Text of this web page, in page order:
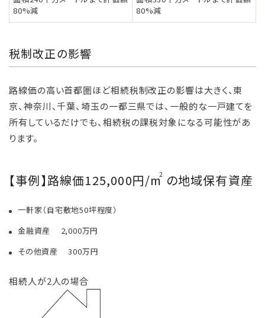
80%減
80%減
税制改正の影響
路線価の高い首都圏ほど相続税制改正の影響は大きく、東
京、神奈川、千葉、埼玉の一都三県では、一般的な一戸建てを
所有しているだけでも、相続税の課税対象になる可能性があ
ります。
【事例】路線価125,000円/m2 の地域保有資産
一軒家（自宅敷地50坪程度）
金融資産 2,000万円
その他資産 300万円
相続人が2人の場合